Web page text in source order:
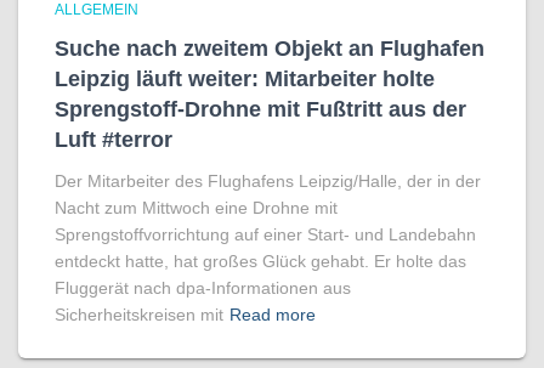
ALLGEMEIN
Suche nach zweitem Objekt an Flughafen
Leipzig läuft weiter: Mitarbeiter holte
Sprengstoff-Drohne mit Fußtritt aus der
Luft #terror
Der Mitarbeiter des Flughafens Leipzig/Halle, der in der
Nacht zum Mittwoch eine Drohne mit
Sprengstoffvorrichtung auf einer Start- und Landebahn
entdeckt hatte, hat großes Glück gehabt. Er holte das
Fluggerät nach dpa-Informationen aus
Sicherheitskreisen mit Read more